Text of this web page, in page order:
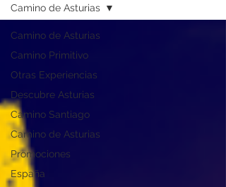
Camino de Asturias
Camino Primitivo
Otras Experiencias
Descubre Asturias
Camino Santiago
Camino de Asturias
Promociones
España
Camino de Asturias